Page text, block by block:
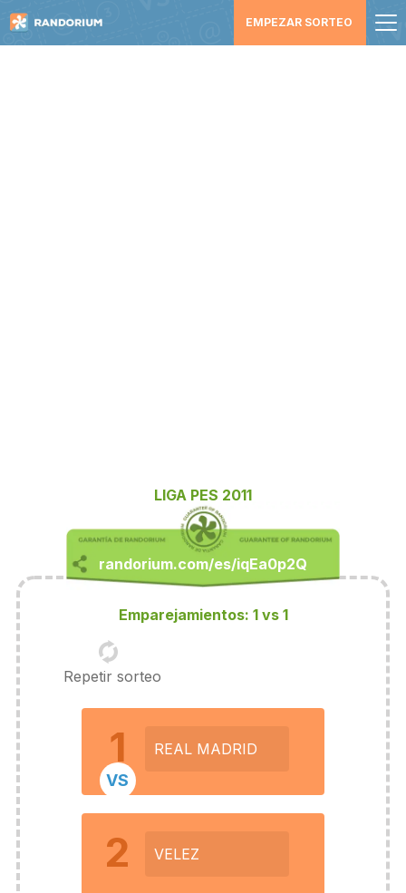
EMPEZAR SORTEO
LIGA PES 2011
Emparejamientos: 1 vs 1
Repetir sorteo
1 REAL MADRID
VS
2 VELEZ